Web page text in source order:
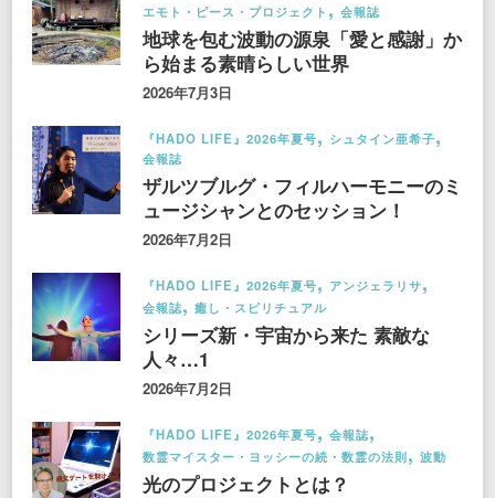
エモト・ピース・プロジェクト
会報誌
地球を包む波動の源泉「愛と感謝」か
ら始まる素晴らしい世界
2026年7月3日
『HADO LIFE』2026年夏号
シュタイン亜希子
会報誌
ザルツブルグ・フィルハーモニーのミ
ュージシャンとのセッション！
2026年7月2日
『HADO LIFE』2026年夏号
アンジェラリサ
会報誌
癒し・スピリチュアル
シリーズ新・宇宙から来た 素敵な
人々…1
2026年7月2日
『HADO LIFE』2026年夏号
会報誌
数霊マイスター・ヨッシーの続・数霊の法則
波動
光のプロジェクトとは？